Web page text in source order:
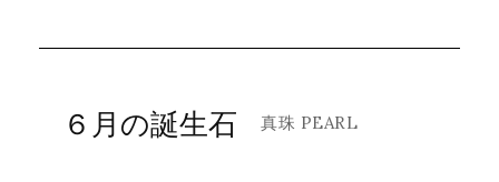
６月の誕生石 真珠 PEARL